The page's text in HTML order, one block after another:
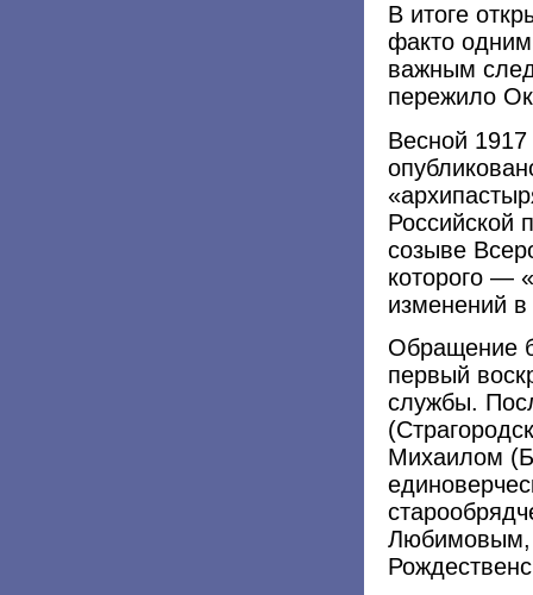
В итоге
факто
важным
пережило
Весной
Российской
созыве
которого —
изменений в
Обращение
первый
службы.
Михаилом
Любимовым,